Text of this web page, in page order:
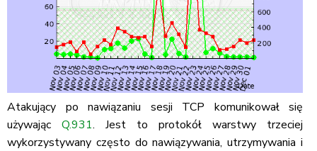
Atakujący po nawiązaniu sesji TCP komunikował się
używając Q.931. Jest to protokół warstwy trzeciej
wykorzystywany często do nawiązywania, utrzymywania i